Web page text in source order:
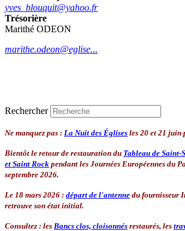
yves_blouquit@yahoo.fr
Trésorière
Marithé ODEON
marithe.odeon@eglise...
Rechercher
Ne manquez pas : La Nuit des Églises les 20 et 21 juin
Bientôt le retour de restauration du Tableau de
et Saint Rock pendant les Journées Européennes du
septembre 2026.
Le 18 mars 2026 : départ de l'antenne du fournisseur
retrouve son état initial.
Consultez : les Bancs clos, cloisonnés restaurés, les